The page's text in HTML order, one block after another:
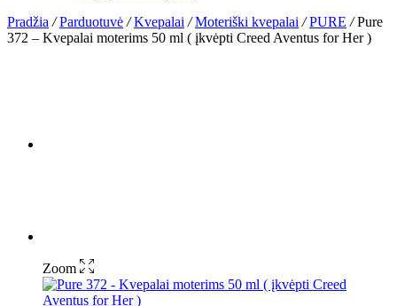
Pradžia / Parduotuvė / Kvepalai / Moteriški kvepalai / PURE /Pure
372 – Kvepalai moterims 50 ml ( įkvėpti Creed Aventus for Her )
Zoom